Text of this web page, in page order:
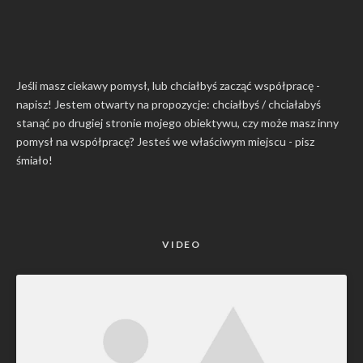
Jeśli masz ciekawy pomysł, lub chciałbyś zacząć współpracę -
napisz! Jestem otwarty na propozycje: chciałbyś / chciałabyś
stanąć po drugiej stronie mojego obiektywu, czy może masz inny
pomysł na współpracę? Jesteś we właściwym miejscu - pisz
śmiało!
VIDEO